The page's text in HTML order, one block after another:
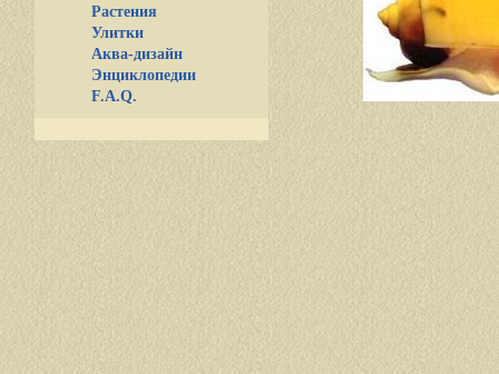
Растения
Улитки
Аква-дизайн
Энциклопедии
F.A.Q.